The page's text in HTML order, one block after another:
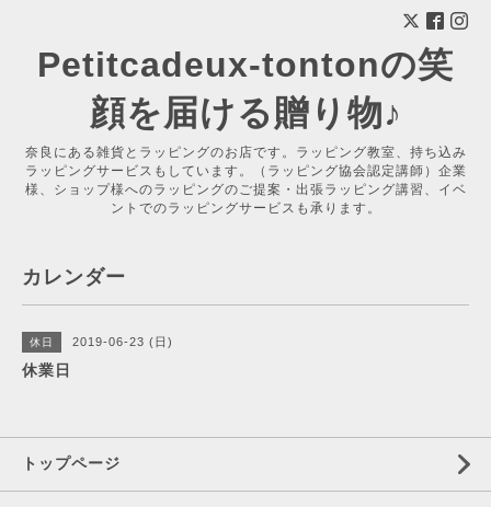
Petitcadeux-tontonの笑
顔を届ける贈り物♪
奈良にある雑貨とラッピングのお店です。ラッピング教室、持ち込み
ラッピングサービスもしています。（ラッピング協会認定講師）企業
様、ショップ様へのラッピングのご提案・出張ラッピング講習、イベ
ントでのラッピングサービスも承ります。
カレンダー
休日 2019-06-23 (日)
休業日
トップページ